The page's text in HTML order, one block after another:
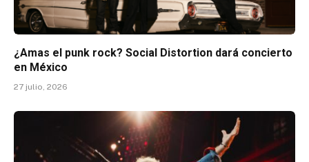
¿Amas el punk rock? Social Distortion dará concierto
en México
27 julio, 2026